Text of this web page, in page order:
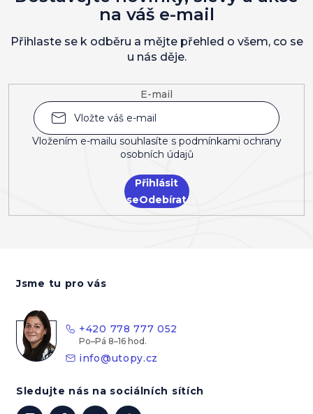
E-mail
Vložením e-mailu souhlasíte s podmínkami ochrany
osobních údajů
Přihlásit
se
na váš e-mail
Přihlaste se k odběru a mějte přehled o všem, co se
u nás děje.
Jsme tu pro vás
+420 778 777 052
info@utopy.cz
Sledujte nás na sociálních sítích